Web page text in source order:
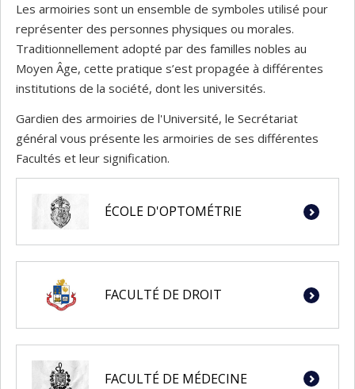
Les armoiries sont un ensemble de symboles utilisé pour
représenter des personnes physiques ou morales.
Traditionnellement adopté par des familles nobles au
Moyen Âge, cette pratique s’est propagée à différentes
institutions de la société, dont les universités.
Gardien des armoiries de l'Université, le Secrétariat
général vous présente les armoiries de ses différentes
Facultés et leur signification.
ÉCOLE D'OPTOMÉTRIE
FACULTÉ DE DROIT
FACULTÉ DE MÉDECINE